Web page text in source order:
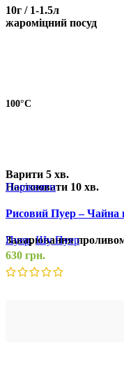
10г / 1-1.5л
жароміцний посуд
100°С
Варити 5 хв.
Настоювати 10 хв.
Заварювання
Порівняти
Рисовий Пуер – Чайна
Пуер, Шу Пуер
630 грн.